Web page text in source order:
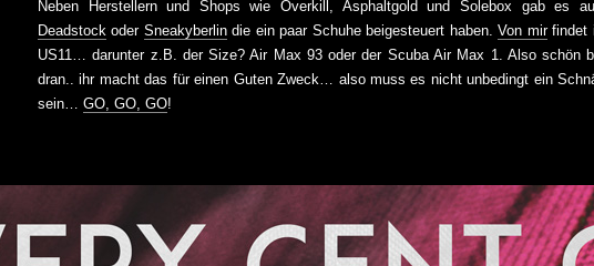
Neben Herstellern und Shops wie Overkill, Asphaltgold und Solebox gab es
Deadstock oder Sneakyberlindie ein paar Schuhe beigesteuert haben.Von mirfindet
US11… darunter z.B. der Size? Air Max 93 oder der Scuba Air Max 1. Also schön
dran.. ihr macht das für einen Guten Zweck… also muss es nicht unbedingt ein
sein… GO, GO, GO!